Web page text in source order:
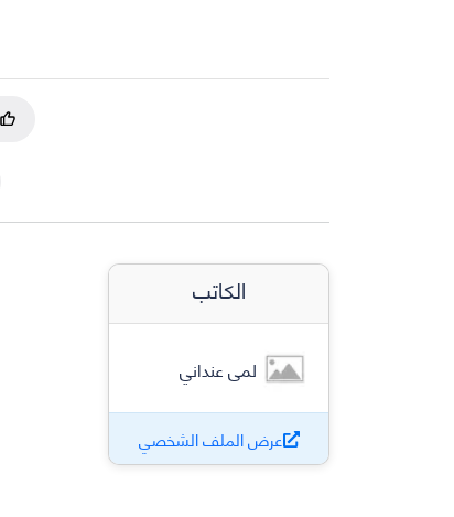
الكاتب
لمى عنداني
عرض الملف الشخصي